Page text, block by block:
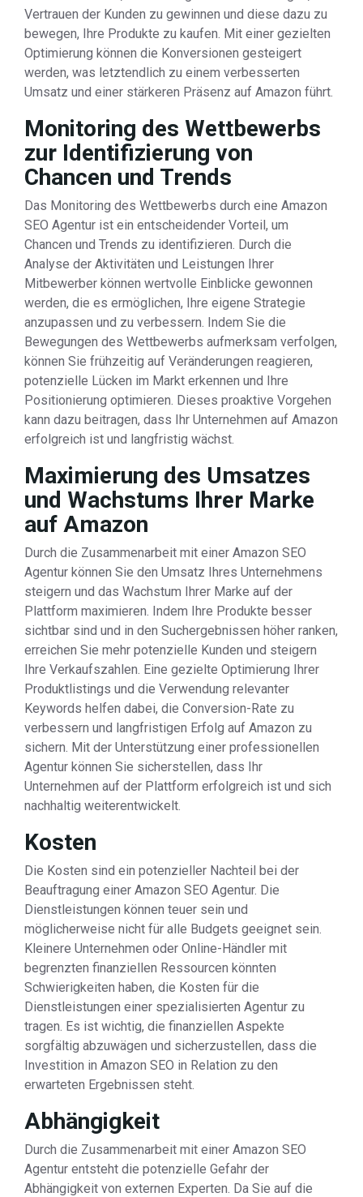
Vertrauen der Kunden zu gewinnen und diese dazu zu
bewegen, Ihre Produkte zu kaufen. Mit einer gezielten
Optimierung können die Konversionen gesteigert
werden, was letztendlich zu einem verbesserten
Umsatz und einer stärkeren Präsenz auf Amazon führt.
Monitoring des Wettbewerbs
zur Identifizierung von
Chancen und Trends
Das Monitoring des Wettbewerbs durch eine Amazon
SEO Agentur ist ein entscheidender Vorteil, um
Chancen und Trends zu identifizieren. Durch die
Analyse der Aktivitäten und Leistungen Ihrer
Mitbewerber können wertvolle Einblicke gewonnen
werden, die es ermöglichen, Ihre eigene Strategie
anzupassen und zu verbessern. Indem Sie die
Bewegungen des Wettbewerbs aufmerksam verfolgen,
können Sie frühzeitig auf Veränderungen reagieren,
potenzielle Lücken im Markt erkennen und Ihre
Positionierung optimieren. Dieses proaktive Vorgehen
kann dazu beitragen, dass Ihr Unternehmen auf Amazon
erfolgreich ist und langfristig wächst.
Maximierung des Umsatzes
und Wachstums Ihrer Marke
auf Amazon
Durch die Zusammenarbeit mit einer Amazon SEO
Agentur können Sie den Umsatz Ihres Unternehmens
steigern und das Wachstum Ihrer Marke auf der
Plattform maximieren. Indem Ihre Produkte besser
sichtbar sind und in den Suchergebnissen höher ranken,
erreichen Sie mehr potenzielle Kunden und steigern
Ihre Verkaufszahlen. Eine gezielte Optimierung Ihrer
Produktlistings und die Verwendung relevanter
Keywords helfen dabei, die Conversion-Rate zu
verbessern und langfristigen Erfolg auf Amazon zu
sichern. Mit der Unterstützung einer professionellen
Agentur können Sie sicherstellen, dass Ihr
Unternehmen auf der Plattform erfolgreich ist und sich
nachhaltig weiterentwickelt.
Kosten
Die Kosten sind ein potenzieller Nachteil bei der
Beauftragung einer Amazon SEO Agentur. Die
Dienstleistungen können teuer sein und
möglicherweise nicht für alle Budgets geeignet sein.
Kleinere Unternehmen oder Online-Händler mit
begrenzten finanziellen Ressourcen könnten
Schwierigkeiten haben, die Kosten für die
Dienstleistungen einer spezialisierten Agentur zu
tragen. Es ist wichtig, die finanziellen Aspekte
sorgfältig abzuwägen und sicherzustellen, dass die
Investition in Amazon SEO in Relation zu den
erwarteten Ergebnissen steht.
Abhängigkeit
Durch die Zusammenarbeit mit einer Amazon SEO
Agentur entsteht die potenzielle Gefahr der
Abhängigkeit von externen Experten. Da Sie auf die